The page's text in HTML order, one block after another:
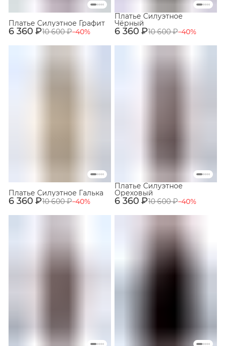
6 360 ₽10 600 ₽−40%
Платье Силуэтное Графит
6 360 ₽10 600 ₽−40%
Платье Силуэтное
Чёрный
6 360 ₽10 600 ₽−40%
Платье Силуэтное Галька
6 360 ₽10 600 ₽−40%
Платье Силуэтное
Ореховый